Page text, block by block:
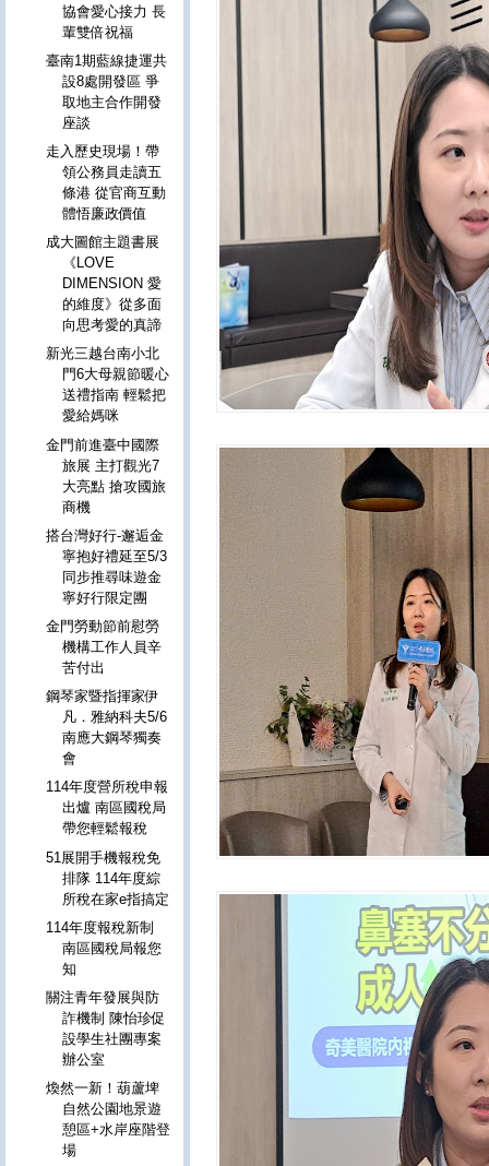
協會愛心接力 長
輩雙倍祝福
臺南1期藍線捷運共
設8處開發區 爭
取地主合作開發
座談
走入歷史現場！帶
領公務員走讀五
條港 從官商互動
體悟廉政價值
成大圖館主題書展
《LOVE
DIMENSION 愛
的維度》從多面
向思考愛的真諦
新光三越台南小北
門6大母親節暖心
送禮指南 輕鬆把
愛給媽咪
金門前進臺中國際
旅展 主打觀光7
大亮點 搶攻國旅
商機
搭台灣好行-邂逅金
寧抱好禮延至5/3
同步推尋味遊金
寧好行限定團
金門勞動節前慰勞
機構工作人員辛
苦付出
鋼琴家暨指揮家伊
凡．雅納科夫5/6
南應大鋼琴獨奏
會
114年度營所稅申報
出爐 南區國稅局
帶您輕鬆報稅
51展開手機報稅免
排隊 114年度綜
所稅在家e指搞定
114年度報稅新制
南區國稅局報您
知
關注青年發展與防
詐機制 陳怡珍促
設學生社團專案
辦公室
煥然一新！葫蘆埤
自然公園地景遊
憩區+水岸座階登
場